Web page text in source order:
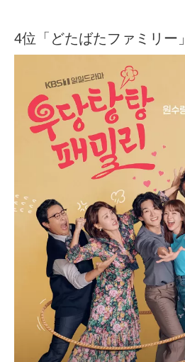
4位「どたばたファミリー」